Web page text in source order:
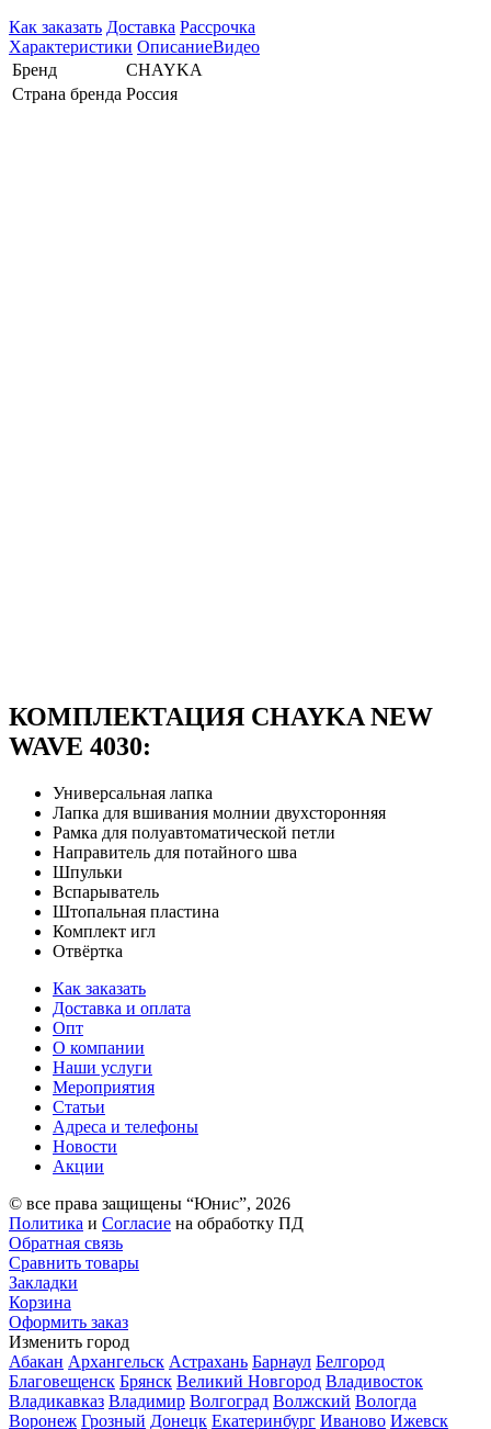
Как заказать Доставка Рассрочка
Характеристики ОписаниеВидео
Бренд
CHAYKA
Страна бренда Россия
КОМПЛЕКТАЦИЯ CHAYKA NEW
WAVE 4030:
Универсальная лапка
Лапка для вшивания молнии двухсторонняя
Рамка для полуавтоматической петли
Направитель для потайного шва
Шпульки
Вспарыватель
Штопальная пластина
Комплект игл
Отвёртка
Как заказать
Доставка и оплата
Опт
О компании
Наши услуги
Мероприятия
Статьи
Адреса и телефоны
Новости
Акции
© все права защищены “Юнис”, 2026
Политика и Согласие на обработку ПД
Обратная связь
Сравнить товары
Закладки
Корзина
Оформить заказ
Изменить город
Абакан Архангельск Астрахань Барнаул Белгород
Благовещенск Брянск Великий Новгород Владивосток
Владикавказ Владимир Волгоград Волжский Вологда
Воронеж Грозный Донецк Екатеринбург Иваново Ижевск